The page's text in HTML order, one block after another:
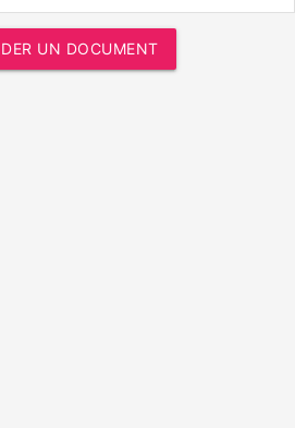
UN DOCUMENT